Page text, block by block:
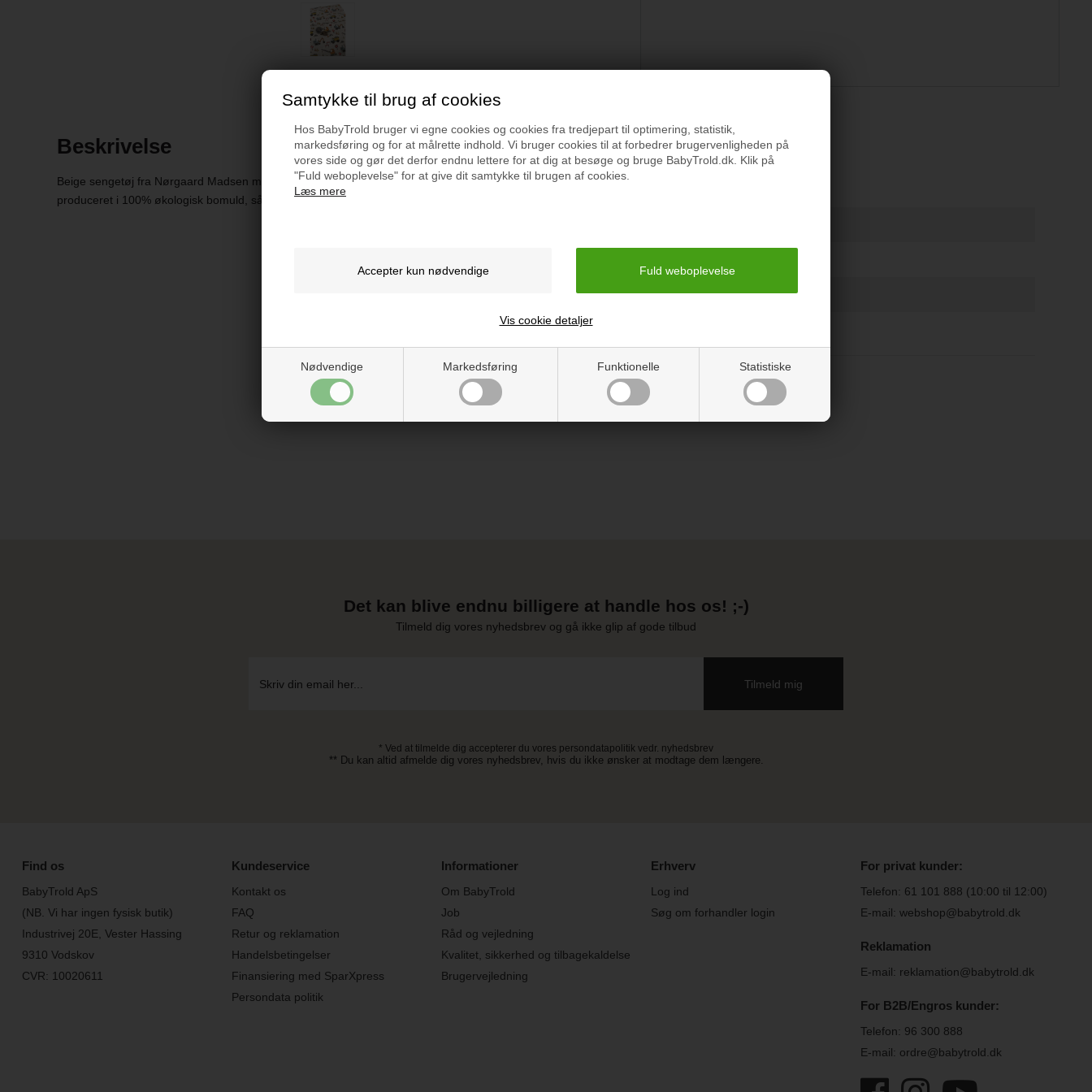
Samtykke til brug af cookies
Hos BabyTrold bruger vi egne cookies og cookies fra tredjepart til optimering, statistik,
markedsføring og for at målrette indhold. Vi bruger cookies til at forbedrer brugervenligheden på
vores side og gør det derfor endnu lettere for at dig at besøge og bruge BabyTrold.dk. Klik på
"Fuld weboplevelse" for at give dit samtykke til brugen af cookies.
Læs mere
Nødvendige Markedsføring Funktionelle Statistiske
Vis cookie detaljer
Beskrivelse
Beige sengetøj fra Nørgaard Madsen med gravmaskinemotiv. Dette lækre sengesæt er
produceret i 100% økologisk bomuld, så det er dejligt blødt og rart at sove i.
Specifikationer
Mål, Dyne: 100 x140 cm
Vejledning
Det kan blive endnu billigere at handle hos os! ;-)
Tilmeld dig vores nyhedsbrev og gå ikke glip af gode tilbud
* Ved at tilmelde dig accepterer du vores persondatapolitik vedr. nyhedsbrev
** Du kan altid afmelde dig vores nyhedsbrev, hvis du ikke ønsker at modtage dem længere.
Find os
BabyTrold ApS
(NB. Vi har ingen fysisk butik)
Industrivej 20E, Vester Hassing
9310 Vodskov
CVR: 10020611
Kundeservice
Kontakt os
FAQ
Retur og reklamation
Handelsbetingelser
Finansiering med SparXpress
Persondata politik
Informationer
Om BabyTrold
Job
Råd og vejledning
Kvalitet, sikkerhed og tilbagekaldelse
Brugervejledning
Erhverv
Log ind
Søg om forhandler login
For privat kunder:
Telefon: 61 101 888 (10:00 til 12:00)
E-mail: webshop@babytrold.dk
Reklamation
E-mail: reklamation@babytrold.dk
For B2B/Engros kunder:
Telefon: 96 300 888
E-mail: ordre@babytrold.dk